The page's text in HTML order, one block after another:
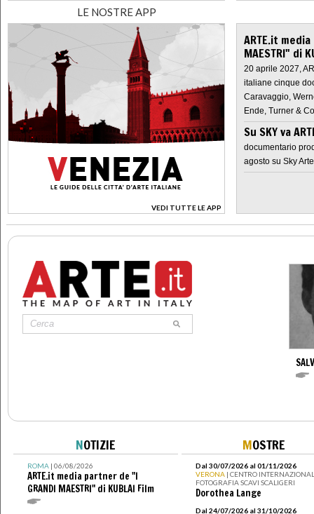
LE NOSTRE APP
VEDI TUTTE LE APP
>
ARTE.it
MAESTRI" di
20 aprile 2027,
italiane cinque
Caravaggio,
Ende, Turner &
Su SKY va
documentario
agosto su Sky Arte
NOTIZIE
ROMA| 06/08/2026
ARTE.it media partner de "I
GRANDI MAESTRI" di KUBLAI Film
MOSTRE
Dal 30/07/2026 al 01/11/2026
VERONA | CENTRO
FOTOGRAFIA SCAVI SCALIGERI
Dorothea Lange
Dal 24/07/2026 al 31/10/2026